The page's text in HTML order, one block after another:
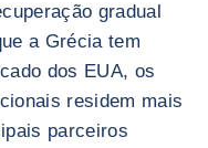
gradual
a Grécia tem
dos EUA, os
residem mais
parceiros